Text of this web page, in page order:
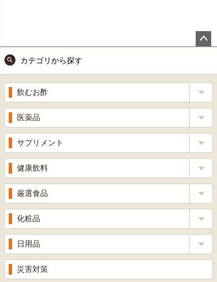
ップ
へ
カテゴリから探す
飲むお酢
補酵素のちから
くろ酢
りんご酢
ざくろ酢
梅酢
医薬品
風邪薬
胃腸薬
整腸薬
解熱鎮痛剤
せきどめ
滋養強壮
消炎鎮痛剤
サプリメント
ウコン
乳酸菌
ローヤルゼリー
牡蠣エキス
プロポリス
プラセンタ
健康飲料
健康茶
漢方茶
青汁・豆乳
甘酒
健康ドリンク
厳選食品
もち麦・十六穀米
生姜
丼の素
のど飴
化粧品
美容品
スキンクリーム＆美容パック
ウオッシュ＆ソープ
日用品
入浴剤
災害対策